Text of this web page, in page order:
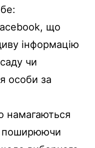
що
інформацію
чи
особи за
намагаються
поширюючи